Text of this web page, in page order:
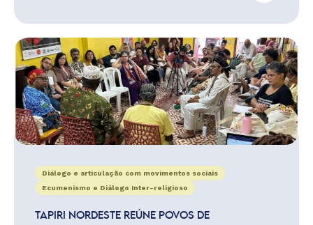
Diálogo e articulação com movimentos sociais
Ecumenismo e Diálogo Inter-religioso
TAPIRI NORDESTE REÚNE POVOS DE